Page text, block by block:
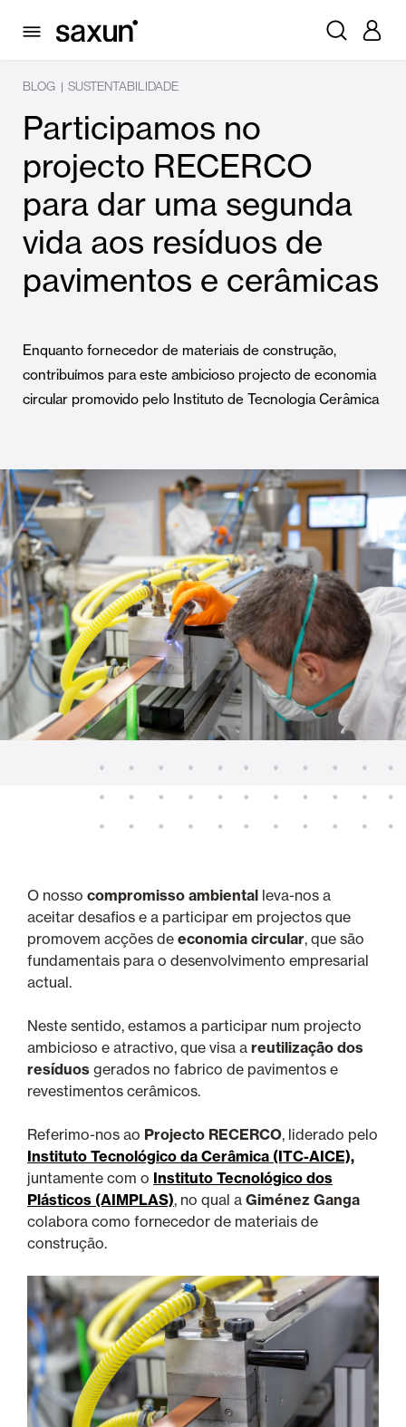
BLOG | SUSTENTABILIDADE
Participamos no
projecto RECERCO
para dar uma segunda
vida aos resíduos de
pavimentos e cerâmicas
Enquanto fornecedor de materiais de construção,
contribuímos para este ambicioso projecto de economia
circular promovido pelo Instituto de Tecnologia Cerâmica
O nosso compromisso ambiental leva-nos a
aceitar desafios e a participar em projectos que
promovem acções de economia circular, que são
fundamentais para o desenvolvimento empresarial
actual.
Neste sentido, estamos a participar num projecto
ambicioso e atractivo, que visa a reutilização dos
resíduos gerados no fabrico de pavimentos e
revestimentos cerâmicos.
Referimo-nos ao Projecto RECERCO, liderado pelo
Instituto Tecnológico da Cerâmica (ITC-AICE),
juntamente com o Instituto Tecnológico dos
Plásticos (AIMPLAS), no qual a Giménez Ganga
colabora como fornecedor de materiais de
construção.